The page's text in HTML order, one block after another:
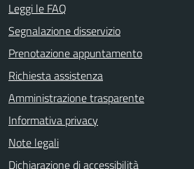
Leggi le FAQ
Segnalazione disservizio
Prenotazione appuntamento
Richiesta assistenza
Amministrazione trasparente
Informativa privacy
Note legali
Dichiarazione di accessibilità